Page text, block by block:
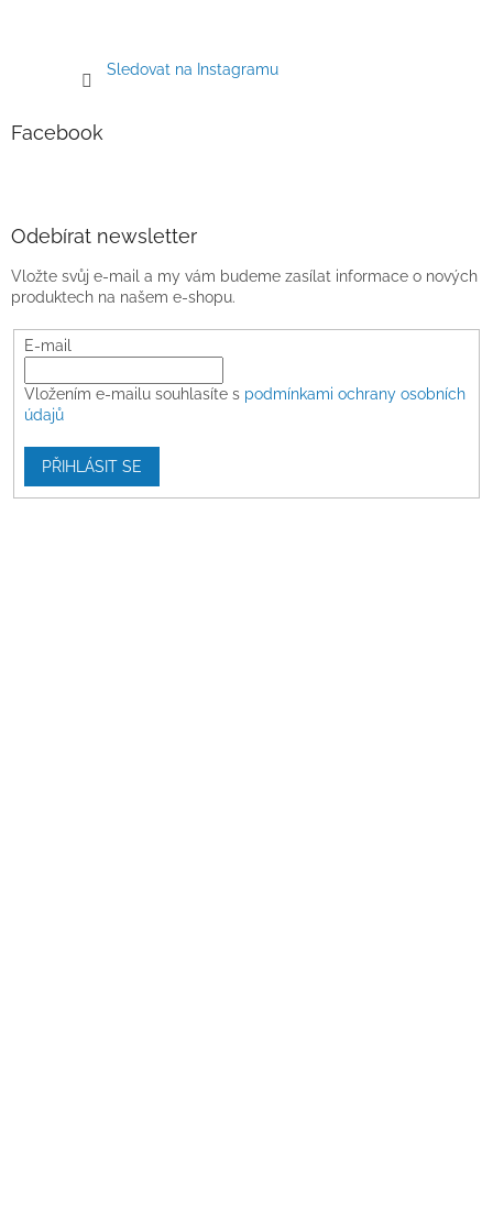
Sledovat na Instagramu
Facebook
Odebírat newsletter
Vložte svůj e-mail a my vám budeme zasílat informace o nových
produktech na našem e-shopu.
E-mail
Vložením e-mailu souhlasíte s podmínkami ochrany osobních
údajů
PŘIHLÁSIT SE